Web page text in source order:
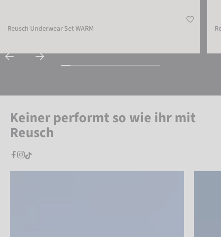
Reusch Underwear Set WARM
Keiner performt so wie ihr mit
Reusch